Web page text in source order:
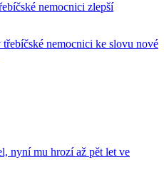
nemocnici zlepší
nemocnici ke slovu nové
nyní mu hrozí až pět let ve